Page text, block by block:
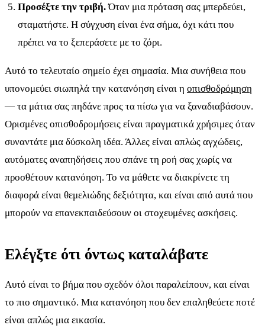
Προσέξτε την τριβή.Όταν μια πρόταση σας μπερδεύει,
σταματήστε. Η σύγχυση είναι ένα σήμα, όχι κάτι που
πρέπει να το ξεπεράσετε με το ζόρι.
Αυτό το τελευταίο σημείο έχει σημασία. Μια συνήθεια που
υπονομεύει σιωπηλά την κατανόηση είναι η οπισθοδρόμηση
— τα μάτια σας πηδάνε προς τα πίσω για να ξαναδιαβάσουν.
Ορισμένες οπισθοδρομήσεις είναι πραγματικά χρήσιμες όταν
συναντάτε μια δύσκολη ιδέα. Άλλες είναι απλώς αγχώδεις,
αυτόματες αναπηδήσεις που σπάνε τη ροή σας χωρίς να
προσθέτουν κατανόηση. Το να μάθετε να διακρίνετε τη
διαφορά είναι θεμελιώδης δεξιότητα, και είναι από αυτά που
μπορούν να επανεκπαιδεύσουν οι στοχευμένες ασκήσεις.
Ελέγξτε ότι όντως καταλάβατε
Αυτό είναι το βήμα που σχεδόν όλοι παραλείπουν, και είναι
το πιο σημαντικό. Μια κατανόηση που δεν επαληθεύετε ποτέ
είναι απλώς μια εικασία.